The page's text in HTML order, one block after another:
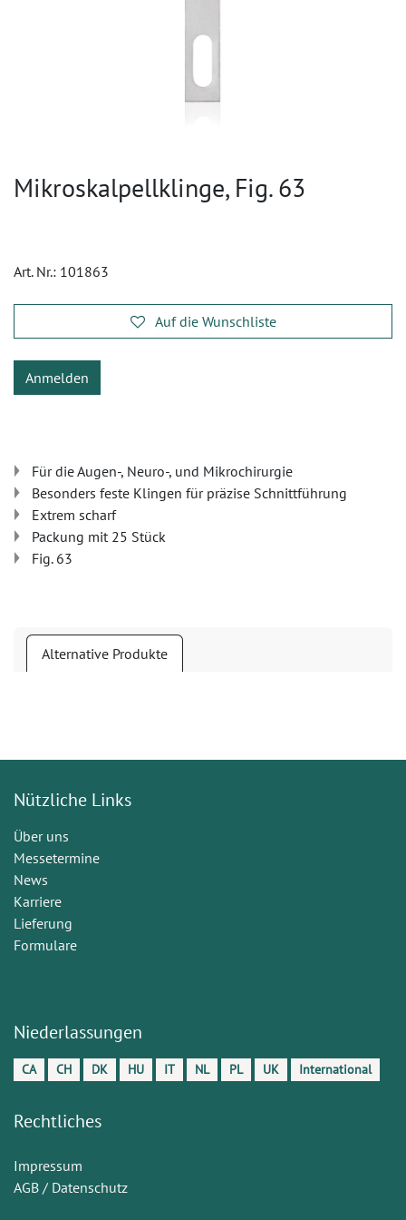
Mikroskalpellklinge, Fig. 63
Art. Nr.: 101863
Auf die Wunschliste
Anmelden
Für die Augen-, Neuro-, und Mikrochirurgie
Besonders feste Klingen für präzise Schnittführung
Extrem scharf
Packung mit 25 Stück
Fig. 63
Alternative Produkte
Nützliche Links
Über uns
Messetermine
News
Karriere
Lieferung
Formulare
Niederlassungen
CA CH DK HU IT NL PL UK International
Rechtliches
Impressum
AGB / Datenschutz